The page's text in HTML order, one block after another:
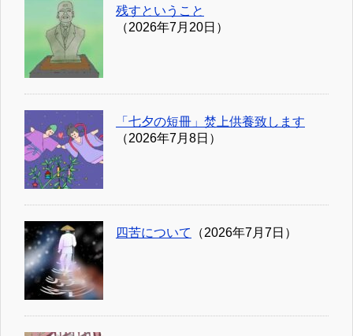
残すということ
（2026年7月20日）
「七夕の短冊」焚上供養致します
（2026年7月8日）
四苦について （2026年7月7日）